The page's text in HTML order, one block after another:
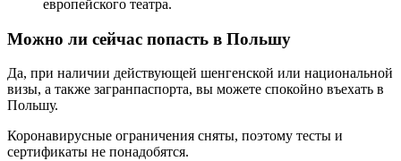
европейского театра.
Можно ли сейчас попасть в Польшу
Да, при наличии действующей шенгенской или национальной
визы, а также загранпаспорта, вы можете спокойно въехать в
Польшу.
Коронавирусные ограничения сняты, поэтому тесты и
сертификаты не понадобятся.